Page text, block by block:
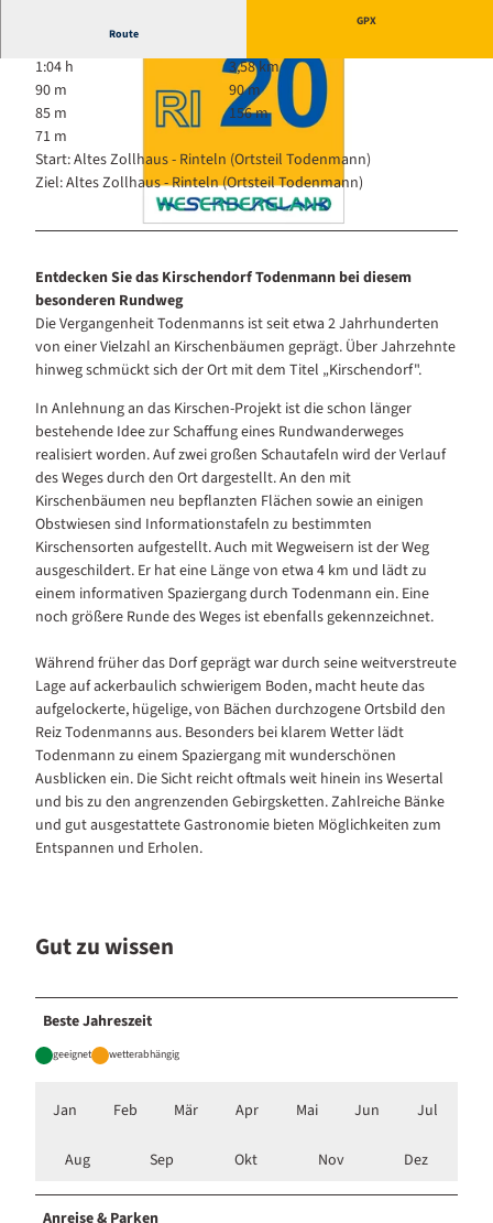
© Touristikzentrum Westliches Weserbergland, Dr. Kurt Gilde |CC-BY-SA
Route
GPX
1:04 h
3,58 km
90 m
90 m
85 m
156 m
71 m
Start: Altes Zollhaus - Rinteln (Ortsteil Todenmann)
Ziel: Altes Zollhaus - Rinteln (Ortsteil Todenmann)
Entdecken Sie das Kirschendorf Todenmann bei diesem
besonderen Rundweg
Die Vergangenheit Todenmanns ist seit etwa 2 Jahrhunderten
von einer Vielzahl an Kirschenbäumen geprägt. Über Jahrzehnte
hinweg schmückt sich der Ort mit dem Titel „Kirschendorf".
In Anlehnung an das Kirschen-Projekt ist die schon länger
bestehende Idee zur Schaffung eines Rundwanderweges
realisiert worden. Auf zwei großen Schautafeln wird der Verlauf
des Weges durch den Ort dargestellt. An den mit
Kirschenbäumen neu bepflanzten Flächen sowie an einigen
Obstwiesen sind Informationstafeln zu bestimmten
Kirschensorten aufgestellt. Auch mit Wegweisern ist der Weg
ausgeschildert. Er hat eine Länge von etwa 4 km und lädt zu
einem informativen Spaziergang durch Todenmann ein. Eine
noch größere Runde des Weges ist ebenfalls gekennzeichnet.
Während früher das Dorf geprägt war durch seine weitverstreute
Lage auf ackerbaulich schwierigem Boden, macht heute das
aufgelockerte, hügelige, von Bächen durchzogene Ortsbild den
Reiz Todenmanns aus. Besonders bei klarem Wetter lädt
Todenmann zu einem Spaziergang mit wunderschönen
Ausblicken ein. Die Sicht reicht oftmals weit hinein ins Wesertal
und bis zu den angrenzenden Gebirgsketten. Zahlreiche Bänke
und gut ausgestattete Gastronomie bieten Möglichkeiten zum
Entspannen und Erholen.
Gut zu wissen
Beste Jahreszeit
geeignet wetterabhängig
Jan Feb Mär Apr Mai Jun Jul
Aug Sep Okt Nov Dez
Anreise & Parken